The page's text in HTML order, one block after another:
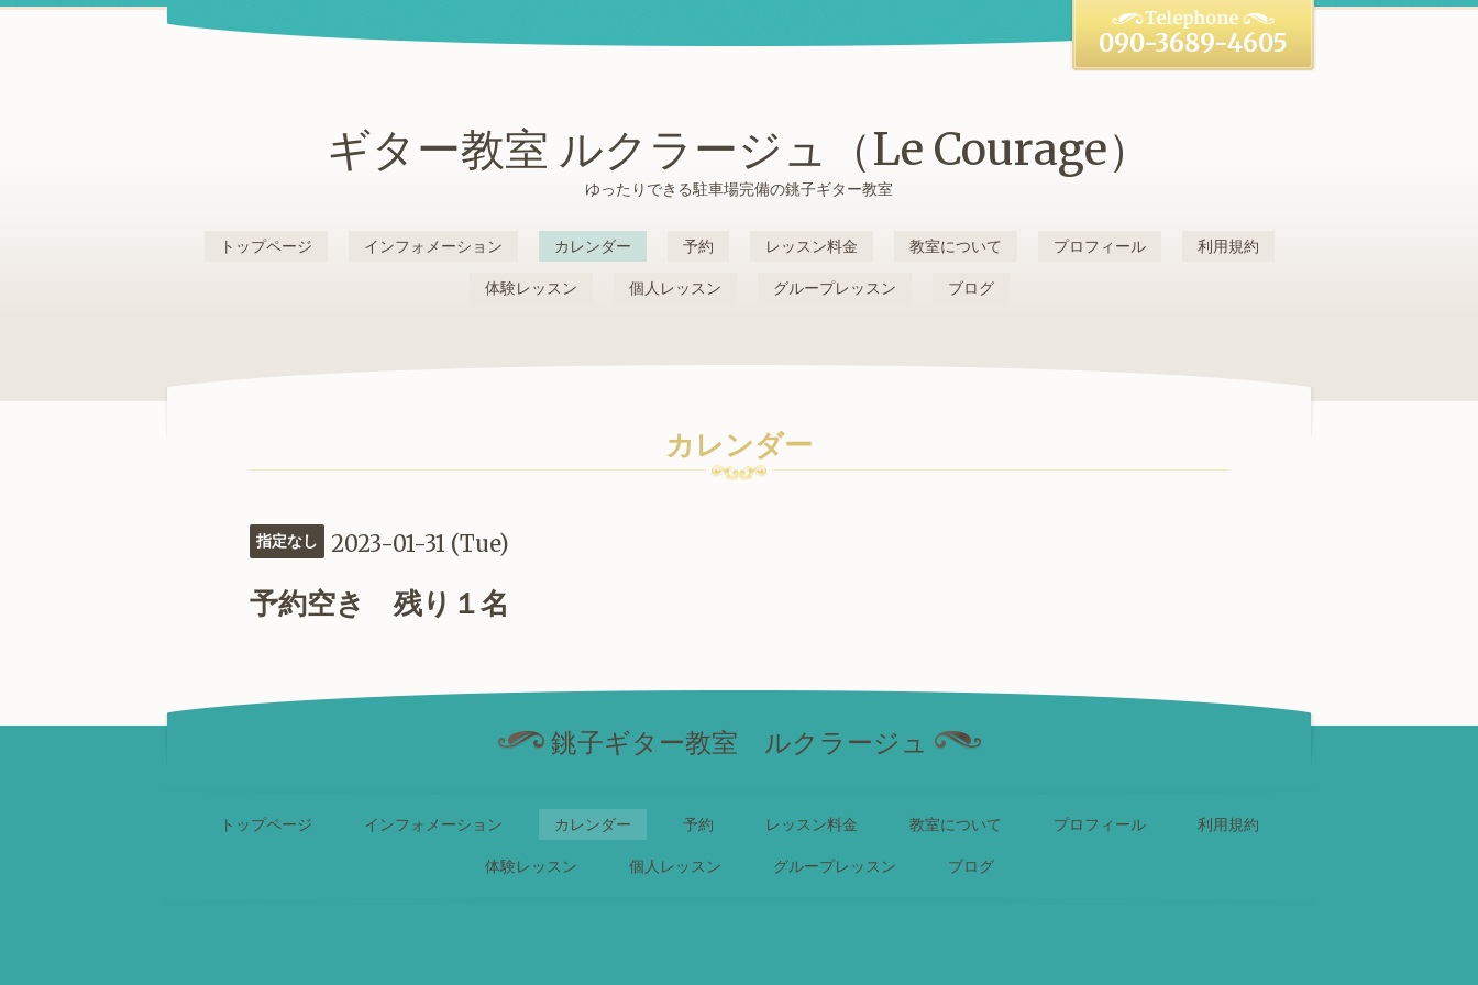
ギター教室 ルクラージュ（Le Courage）
ゆったりできる駐車場完備の銚子ギター教室
090-3689-4605
トップページ インフォメーション カレンダー 予約 レッスン料金 教室について プロフィール 利用規約
体験レッスン 個人レッスン グループレッスン ブログ
カレンダー
指定なし 2023-01-31 (Tue)
予約空き 残り１名
銚子ギター教室 ルクラージュ
トップページ インフォメーション カレンダー 予約 レッスン料金 教室について プロフィール 利用規約
体験レッスン 個人レッスン グループレッスン ブログ